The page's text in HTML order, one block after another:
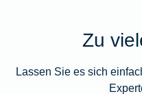
Zu
Lassen Sie es sich